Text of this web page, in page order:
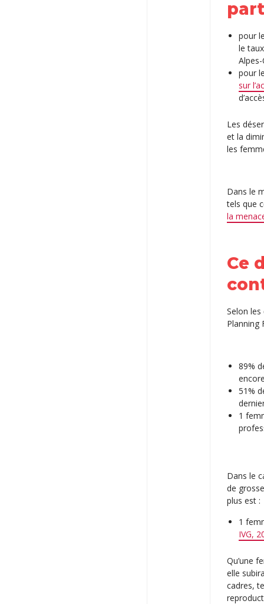
pour
le
Alpes-
pour
sur
Les
et la
les
Dans le
tels que
la
Ce
Selon
Planning
89%
51%
1
Dans le
de
plus est :
1
IVG,
Qu’une
elle
cadres,